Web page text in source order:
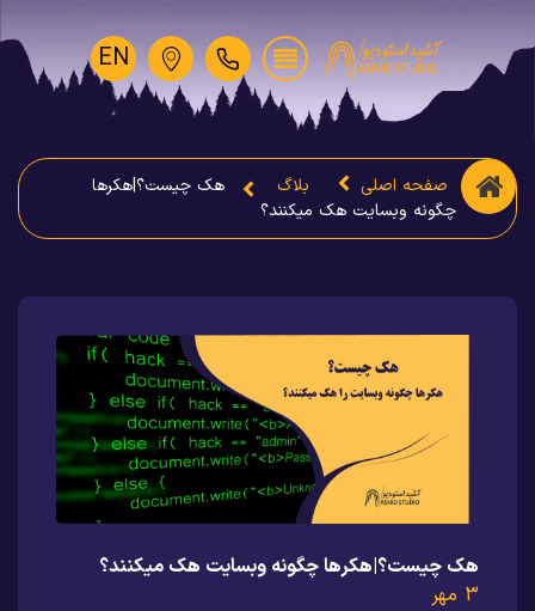
EN
صفحه اصلی بلاگ
هک چیست؟|هکرها
چگونه وبسایت هک میکنند؟
هک چیست؟|هکرها چگونه وبسایت هک میکنند؟
3 مهر